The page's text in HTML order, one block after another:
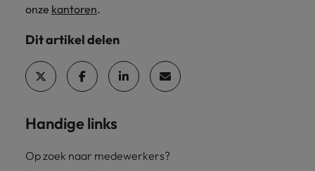
onze kantoren.
Dit artikel delen
Handige links
Op zoek naar medewerkers?